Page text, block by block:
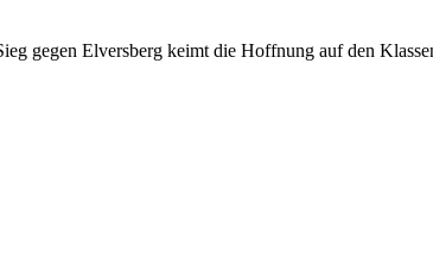
gegen Elversberg keimt die Hoffnung auf den